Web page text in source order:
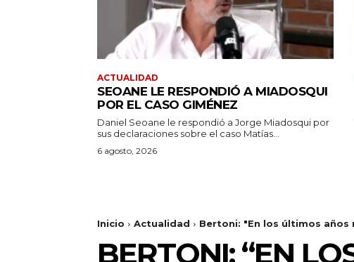
ACTUALIDAD
SEOANE LE RESPONDIÓ A MIADOSQUI
POR EL CASO GIMÉNEZ
Daniel Seoane le respondió a Jorge Miadosqui por
sus declaraciones sobre el caso Matías...
6 agosto, 2026